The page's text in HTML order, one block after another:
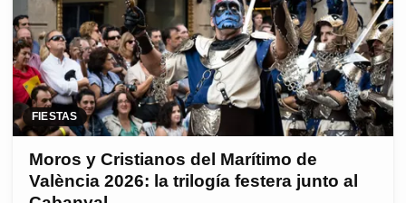
FIESTAS
Moros y Cristianos del Marítimo de
València 2026: la trilogía festera junto al